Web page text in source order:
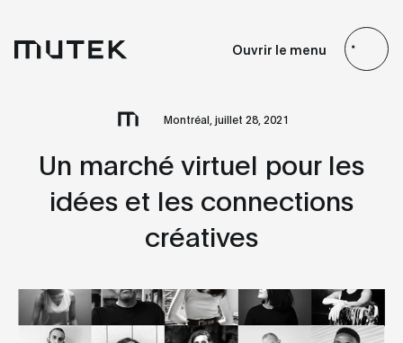
Search
Ouvrir le menu
Montréal, juillet 28, 2021
Un marché virtuel pour les
idées et les connections
créatives